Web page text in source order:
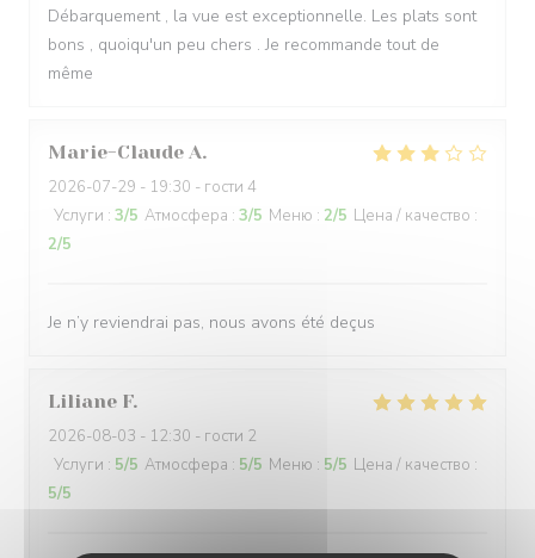
Débarquement , la vue est exceptionnelle. Les plats sont
bons , quoiqu'un peu chers . Je recommande tout de
même
Marie-Claude A
2026-07-29 - 19:30 - гости 4
Услуги : 3/5 Атмосфера : 3/5 Меню : 2/5 Цена / качество :
2/5
Je n’y reviendrai pas, nous avons été deçus
Liliane F
2026-08-03 - 12:30 - гости 2
Услуги : 5/5 Атмосфера : 5/5 Меню : 5/5 Цена / качество :
5/5